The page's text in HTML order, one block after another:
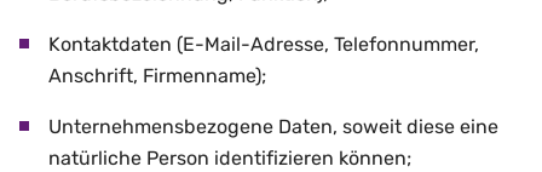
Kontaktdaten (E-Mail-Adresse, Telefonnummer,
Anschrift, Firmenname);
Unternehmensbezogene Daten, soweit diese eine
natürliche Person identifizieren können;